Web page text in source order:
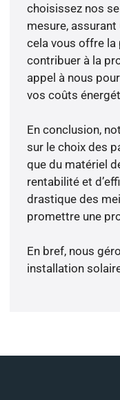
choisissez nos
mesure,
cela vous offre
contribuer à la
appel à nous
vos coûts
En conclusion,
sur le choix des
que du matériel
rentabilité et
drastique des
promettre une
En bref, nous
installation